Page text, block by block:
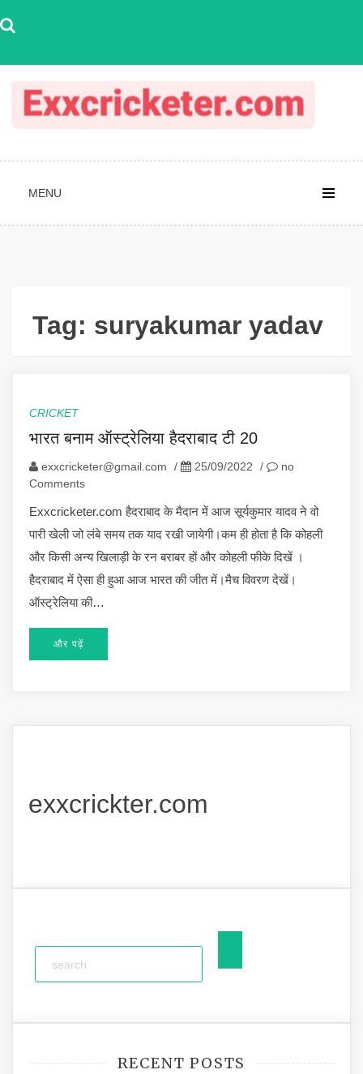
to
MENU
Tag: suryakumar yadav
CRICKET
भारत बनाम ऑस्ट्रेलिया हैदराबाद टी 20
exxcricketer@gmail.com / 25/09/2022 /
no
Comments
Exxcricketer.com हैदराबाद के मैदान में आज सूर्यकुमार यादव ने वो
पारी खेली जो लंबे समय तक याद रखी जायेगी।कम ही होता है कि कोहली
और किसी अन्य खिलाड़ी के रन बराबर हों और कोहली फीके दिखें ।
हैदराबाद में ऐसा ही हुआ आज भारत की जीत में।मैच विवरण देखें।
ऑस्ट्रेलिया की…
और पढ़ें
exxcrickter.com
RECENT POSTS